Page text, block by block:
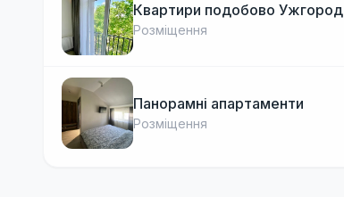
Квартири подобово Ужгород
Розміщення
Панорамні апартаменти
Розміщення